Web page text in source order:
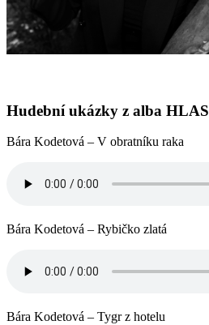
Hudební ukázky z alba HLAS
Bára Kodetová – V obratníku raka
Bára Kodetová – Rybičko zlatá
Bára Kodetová – Tygr z hotelu